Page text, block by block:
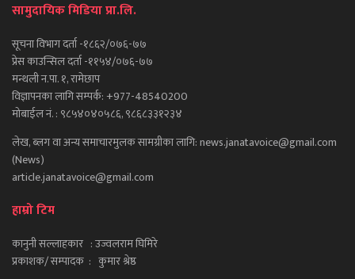
सामुदायिक मिडिया प्रा.लि.
सूचना विभाग दर्ता -१८६२/०७६-७७
प्रेस काउन्सिल दर्ता -११५४/०७६-७७
मन्थली न.पा. १, रामेछाप
विज्ञापनका लागि सम्पर्क: +977-48540200
मोबाईल नं. : ९८५४०४०५८६, ९८६८३३१२३४
लेख, ब्लग वा अन्य समाचारमुलक सामग्रीका लागि: news.janatavoice@gmail.com
(News)
article.janatavoice@gmail.com
हाम्रो टिम
कानुनी सल्लाहकार : उज्वलराम घिमिरे
प्रकाशक/ सम्पादक : कुमार श्रेष्ठ